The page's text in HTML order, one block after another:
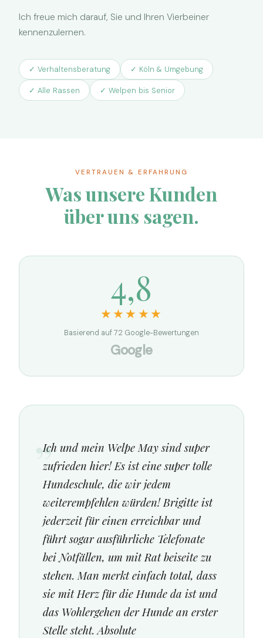
Ich freue mich darauf, Sie und Ihren Vierbeiner
kennenzulernen.
✓ Verhaltensberatung ✓ Köln & Umgebung
✓ Alle Rassen ✓ Welpen bis Senior
VERTRAUEN & ERFAHRUNG
Was unsere Kunden
über uns sagen.
4,8
★★★★★
Basierend auf 72 Google-Bewertungen
Google
Ich und mein Welpe May sind super
zufrieden hier! Es ist eine super tolle
Hundeschule, die wir jedem
weiterempfehlen würden! Brigitte ist
jederzeit für einen erreichbar und
führt sogar ausführliche Telefonate
bei Notfällen, um mit Rat beiseite zu
stehen. Man merkt einfach total, dass
sie mit Herz für die Hunde da ist und
das Wohlergehen der Hunde an erster
Stelle steht. Absolute